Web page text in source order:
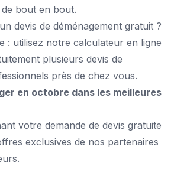
bout en bout.
devis de déménagement gratuit ?
: utilisez notre calculateur en ligne
plusieurs devis de
près de chez vous.
en octobre dans les meilleures
votre demande de devis gratuite
exclusives de nos partenaires